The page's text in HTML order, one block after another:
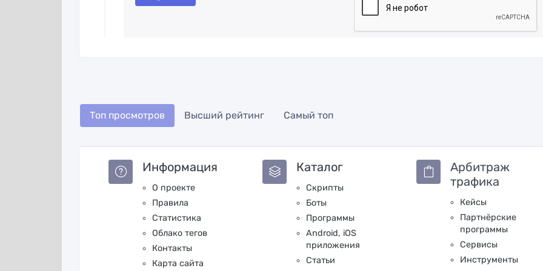
Топ просмотров Высший рейтинг Самый топ
Информация
О проекте
Правила
Статистика
Облако тегов
Контакты
Карта сайта
Каталог
Скрипты
Боты
Программы
Android, iOS
приложения
Статьи
Арбитраж
трафика
Кейсы
Партнёрские
программы
Сервисы
Инструменты